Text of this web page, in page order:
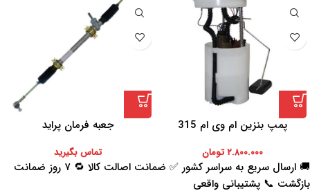
پمپ بنزین ام وی ام 315
۲.۸۰۰.۰۰۰تومان
جعبه فرمان پراید
تماس بگیرید
🚚 ارسال سریع به سراسر کشور ✅ ضمانت اصالت کالا 🔁 ۷ روز ضمانت
بازگشت 📞 پشتیبانی واقعی